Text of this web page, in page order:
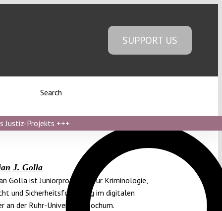
SUPPORT US
Search
Justiz-Projekts +++
J. Golla
Golla ist Juniorprofessor für Kriminologie,
und Sicherheitsforschung im digitalen
an der Ruhr-Universität Bochum.